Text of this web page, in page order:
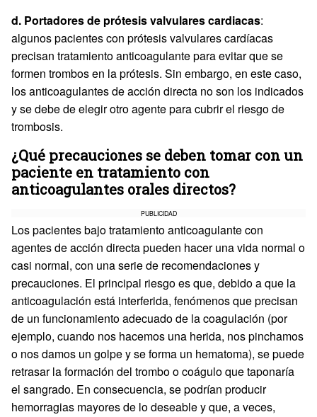
d. Portadores de prótesis valvulares cardiacas:
algunos pacientes con prótesis valvulares cardíacas
precisan tratamiento anticoagulante para evitar que se
formen trombos en la prótesis. Sin embargo, en este caso,
los anticoagulantes de acción directa no son los indicados
y se debe de elegir otro agente para cubrir el riesgo de
trombosis.
¿Qué precauciones se deben tomar con un
paciente en tratamiento con
anticoagulantes orales directos?
PUBLICIDAD
Los pacientes bajo tratamiento anticoagulante con
agentes de acción directa pueden hacer una vida normal o
casi normal, con una serie de recomendaciones y
precauciones. El principal riesgo es que, debido a que la
anticoagulación está interferida, fenómenos que precisan
de un funcionamiento adecuado de la coagulación (por
ejemplo, cuando nos hacemos una herida, nos pinchamos
o nos damos un golpe y se forma un hematoma), se puede
retrasar la formación del trombo o coágulo que taponaría
el sangrado. En consecuencia, se podrían producir
hemorragias mayores de lo deseable y que, a veces,